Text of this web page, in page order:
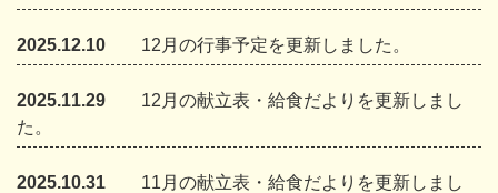
2025.12.10 12月の行事予定を更新しました。
2025.11.29
12月の献立表・給食だよりを更新しまし
た。
2025.10.31
11月の献立表・給食だよりを更新しまし